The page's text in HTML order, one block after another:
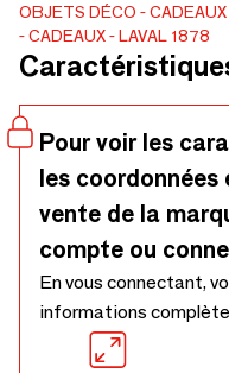
OBJETS DÉCO
CADEAUX
LAVAL 1878
Pour voir les
les
vente de la
compte ou
En vous connectant,
informations